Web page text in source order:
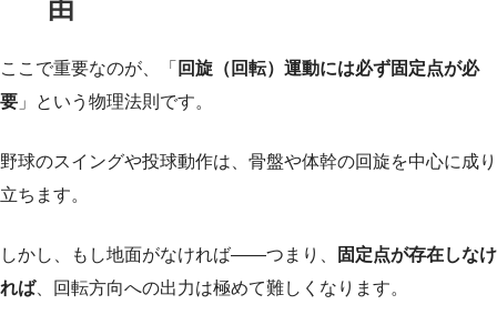
由
ここで重要なのが、「 回旋（回転）運動には必ず固定点が必
要 」という物理法則です。
野球のスイングや投球動作は、骨盤や体幹の回旋を中心に成り
立ちます。
しかし、もし地面がなければ――つまり、
固定点が存在しなけ
れば、回転方向への出力は極めて難しくなります。